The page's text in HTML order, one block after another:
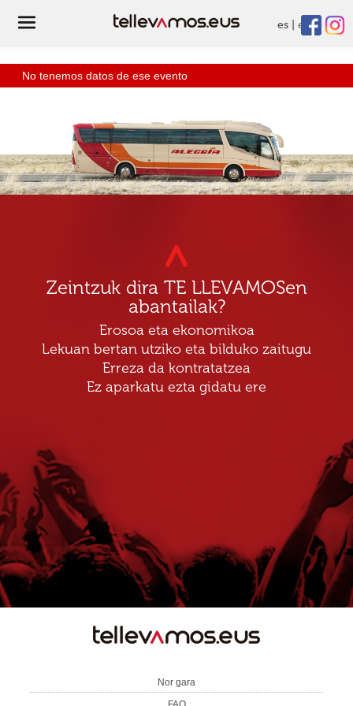
es eu
No tenemos datos de ese evento
Zeintzuk dira TE LLEVAMOSen
abantailak?
Erosoa eta ekonomikoa
Lekuan bertan utziko eta bilduko zaitugu
Erreza da kontratatzea
Ez aparkatu ezta gidatu ere
Nor gara